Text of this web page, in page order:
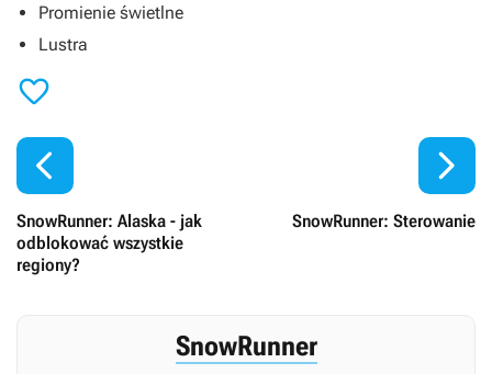
Promienie świetlne
Lustra


SnowRunner: Alaska - jak
odblokować wszystkie
regiony?
SnowRunner: Sterowanie

SnowRunner